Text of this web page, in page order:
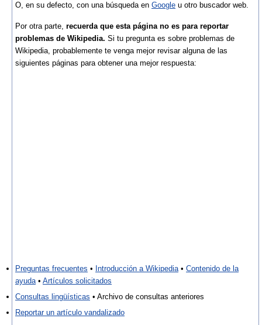
O, en su defecto, con una búsqueda en Google u otro buscador web.
Por otra parte, recuerda que esta página no es para reportar
problemas de Wikipedia. Si tu pregunta es sobre problemas de
Wikipedia, probablemente te venga mejor revisar alguna de las
siguientes páginas para obtener una mejor respuesta:
Preguntas frecuentes • Introducción a Wikipedia• Contenido de la
ayuda• Artículos solicitados
Consultas lingüísticas • Archivo de consultas anteriores
Reportar un artículo vandalizado